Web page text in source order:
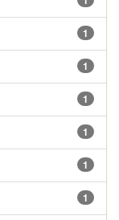
1
1
1
1
1
1